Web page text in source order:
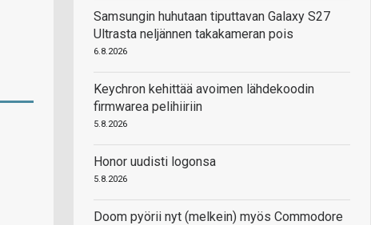
Samsungin huhutaan tiputtavan Galaxy S27
Ultrasta neljännen takakameran pois
6.8.2026
Keychron kehittää avoimen lähdekoodin
firmwarea pelihiiriin
5.8.2026
Honor uudisti logonsa
5.8.2026
Doom pyörii nyt (melkein) myös Commodore